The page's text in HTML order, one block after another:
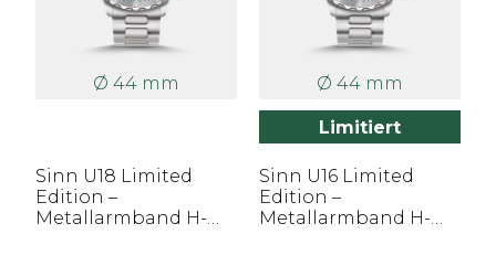
Ø 44 mm
Sinn U18 Limited
Edition –
Metallarmband H-
Ø 44 mm
Limitiert
Sinn U16 Limited
Edition –
Metallarmband H-